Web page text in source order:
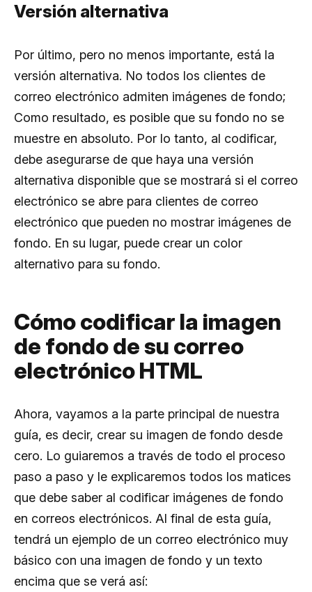
Versión alternativa
Por último, pero no menos importante, está la
versión alternativa. No todos los clientes de
correo electrónico admiten imágenes de fondo;
Como resultado, es posible que su fondo no se
muestre en absoluto. Por lo tanto, al codificar,
debe asegurarse de que haya una versión
alternativa disponible que se mostrará si el correo
electrónico se abre para clientes de correo
electrónico que pueden no mostrar imágenes de
fondo. En su lugar, puede crear un color
alternativo para su fondo.
Cómo codificar la imagen
de fondo de su correo
electrónico HTML
Ahora, vayamos a la parte principal de nuestra
guía, es decir, crear su imagen de fondo desde
cero. Lo guiaremos a través de todo el proceso
paso a paso y le explicaremos todos los matices
que debe saber al codificar imágenes de fondo
en correos electrónicos. Al final de esta guía,
tendrá un ejemplo de un correo electrónico muy
básico con una imagen de fondo y un texto
encima que se verá así: